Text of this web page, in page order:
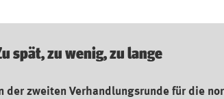
spät, zu wenig, zu lange
der zweiten Verhandlungsrunde für die